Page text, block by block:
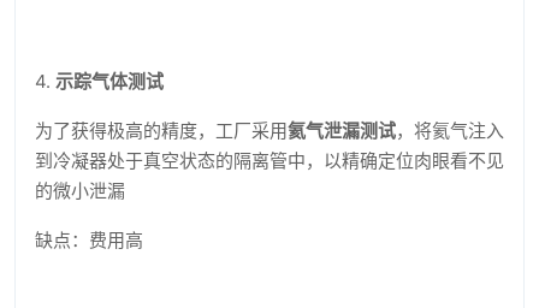
4. 示踪气体测试
为了获得极高的精度，工厂采用氦气泄漏测试，将氦气注入
到冷凝器处于真空状态的隔离管中，以精确定位肉眼看不见
的微小泄漏
缺点：费用高